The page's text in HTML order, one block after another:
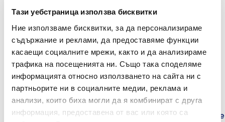
Тази уебстраница използва бисквитки
Ние използваме бисквитки, за да персонализираме
съдържание и реклами, да предоставяме функции
касаещи социалните мрежи, както и да анализираме
трафика на посещенията ни. Също така споделяме
информацията относно използването на сайта ни с
партньорите ни в социалните медии, реклама и
анализи, които биха могли да я комбинират с друга
информация, предоставена от вас или която са
революционна защита! Благодарение на
специалната си Center Plus технология, с
подсилено централно ядро, се осигурява по-
добра абсорбация и максимална защита от
протичане отстрани, където е най-
проблемната зона! С изключително мекия си
горен слой, те предлагат защита и цялостна
хигиена без раздразнения.
Дерматологично тествани, това са първите